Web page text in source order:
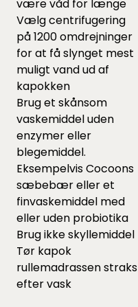
være våd for længe
Vælg centrifugering
på 1200 omdrejninger
for at få slynget mest
muligt vand ud af
kapokken
Brug et skånsom
vaskemiddel uden
enzymer eller
blegemiddel.
Eksempelvis Cocoons
sæbebæreller et
finvaskemiddel med
eller uden probiotika
Brug ikke skyllemiddel
Tør kapok
rullemadrassen straks
efter vask